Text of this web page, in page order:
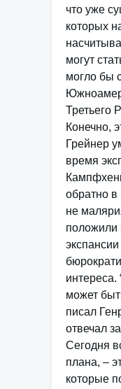
что уже
которых
могут
могло бы
Третьего
Конечно,
Грейнер
время
обратно в
не
положили
может
писал
отвечал
Сегодня
плана, –
которые